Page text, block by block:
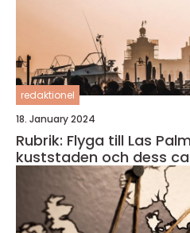
redaktionel
18. January 2024
Rubrik: Flyga till Las
kuststaden och dess